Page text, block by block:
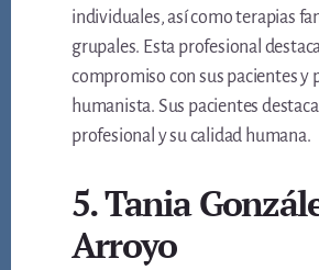
individuales, así como terapias
grupales. Esta profesional
compromiso con sus pacientes y
humanista. Sus pacientes
profesional y su calidad humana.
5. Tania
Arroyo